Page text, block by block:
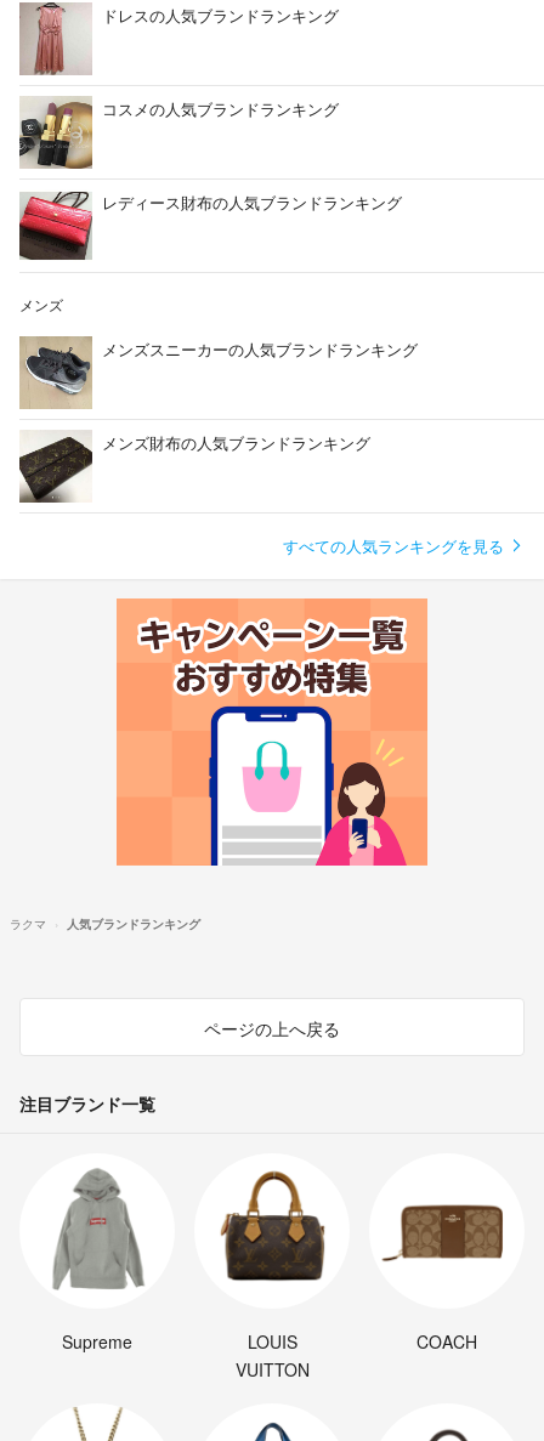
ドレスの人気ブランドランキング
コスメの人気ブランドランキング
レディース財布の人気ブランドランキング
メンズ
メンズスニーカーの人気ブランドランキング
メンズ財布の人気ブランドランキング
すべての人気ランキングを見る
ラクマ 人気ブランドランキング
ページの上へ戻る
注目ブランド一覧
Supreme
LOUIS
VUITTON
COACH